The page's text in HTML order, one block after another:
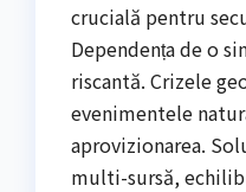
crucială pentru
Dependența de o
riscantă. Crizele
evenimentele
aprovizionarea.
multi-sursă,